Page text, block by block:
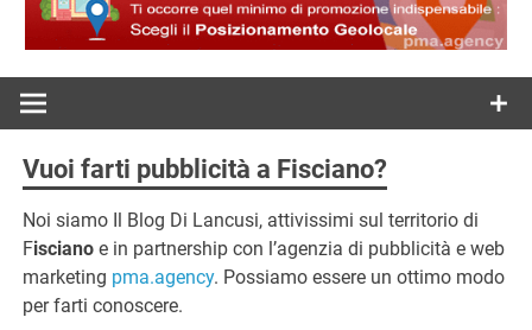
Lancusi
Vuoi farti pubblicità a Fisciano?
Noi siamo Il Blog Di Lancusi, attivissimi sul territorio di
Fisciano e in partnership con l’agenzia di pubblicità e web
marketing pma.agency. Possiamo essere un ottimo modo
per farti conoscere.